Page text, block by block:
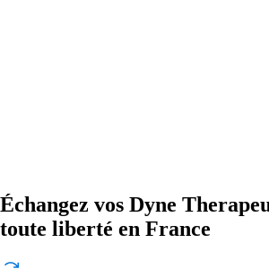
Échangez vos Dyne
toute liberté en France